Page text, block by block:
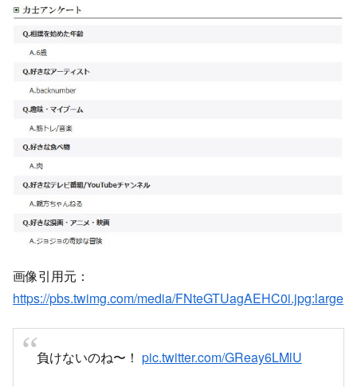
画像引用元：
https://pbs.twimg.com/media/FNteGTUagAEHC0i.jpg:large
負けないのね〜！ pic.twitter.com/GReay6LMlU